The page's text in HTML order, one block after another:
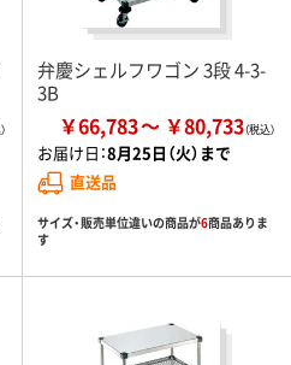
弁慶シェルフワゴン 3段 4-3-
3B
￥66,783 ￥80,733
お届け日：8月25日（火）まで
直送品
サイズ・販売単位違いの商品が6商品ありま
す